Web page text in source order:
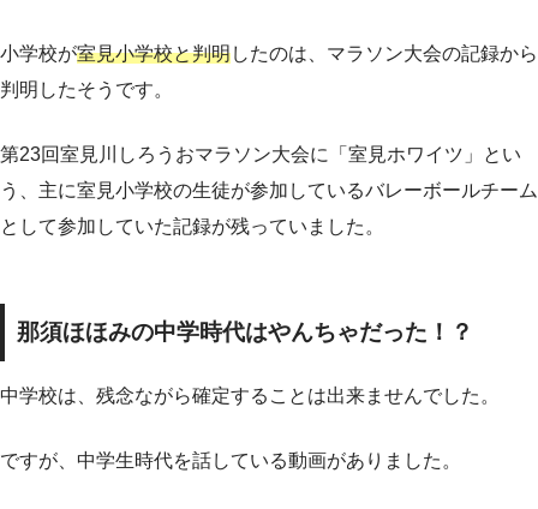
小学校が室見小学校と判明したのは、マラソン大会の記録から
判明したそうです。
第23回室見川しろうおマラソン大会に「室見ホワイツ」とい
う、主に室見小学校の生徒が参加しているバレーボールチーム
として参加していた記録が残っていました。
那須ほほみの中学時代はやんちゃだった！？
中学校は、残念ながら確定することは出来ませんでした。
ですが、中学生時代を話している動画がありました。